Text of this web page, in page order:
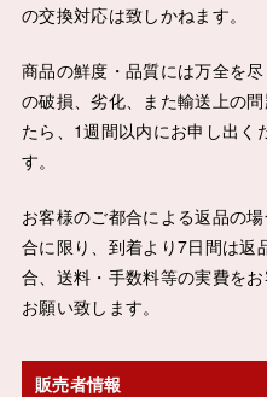
の交換対応は致しかねます。
商品の鮮度・品質には万全を
の破損、劣化、また輸送上の
たら、1週間以内にお申し出く
す。
お客様のご都合による返品の
合に限り、到着より7日間は返
合、送料・手数料等の実費を
お願い致します。
販売者情報